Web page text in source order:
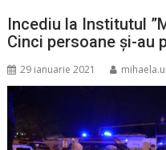
Incediu la Institutul
Cinci persoane și-au
29 ianuarie 2021